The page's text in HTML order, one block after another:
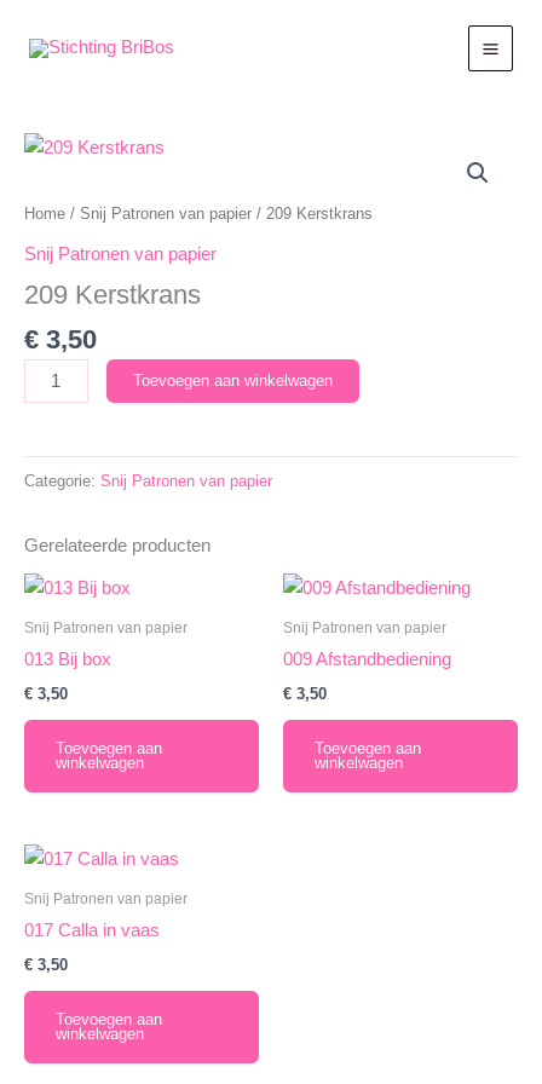
naar
Home / Snij Patronen van papier / 209 Kerstkrans
Snij Patronen van papier
209 Kerstkrans
€ 3,50
Kerstkrans
Toevoegen aan winkelwagen
Categorie: Snij Patronen van papier
Gerelateerde producten
Snij Patronen van papier
013 Bij box
€ 3,50
Toevoegen aan
winkelwagen
Snij Patronen van papier
009 Afstandbediening
€ 3,50
Toevoegen aan
winkelwagen
Snij Patronen van papier
017 Calla in vaas
€ 3,50
Toevoegen aan
winkelwagen